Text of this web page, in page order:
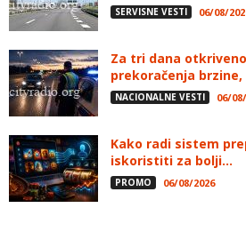
SERVISNE VESTI 06/08/
Za tri dana
prekoračenja brzine,
NACIONALNE VESTI 06/
Kako radi sistem
iskoristiti za bolji...
PROMO 06/08/2026